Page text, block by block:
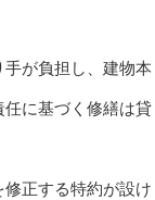
が負担し、建物本
に基づく修繕は貸
正する特約が設け